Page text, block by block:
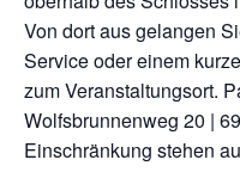
Von dort aus gelangen
Service oder einem
zum Veranstaltungsort.
Wolfsbrunnenweg 20 |
Einschränkung stehen